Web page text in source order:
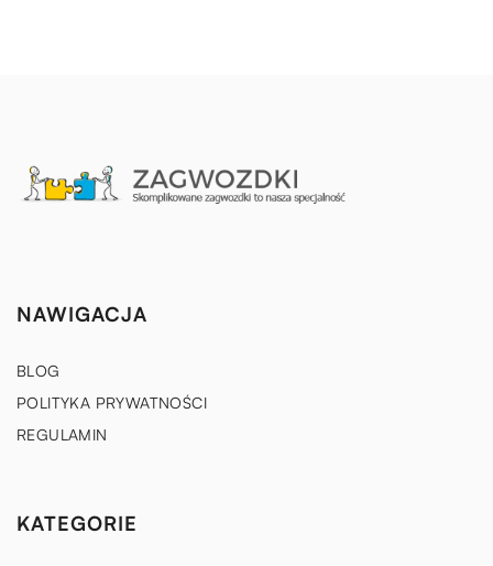
NAWIGACJA
BLOG
POLITYKA PRYWATNOŚCI
REGULAMIN
KATEGORIE